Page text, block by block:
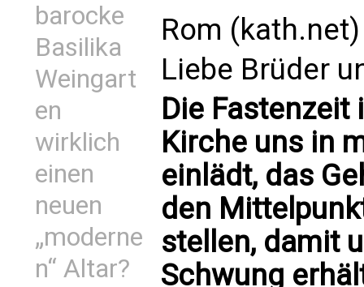
barocke
Basilika
Weingart
en
wirklich
einen
neuen
„moderne
n“ Altar?
Rom (kath.net)
Liebe Brüder
Die Fastenzeit
Kirche uns in
einlädt, das
den
stellen, damit
Schwung